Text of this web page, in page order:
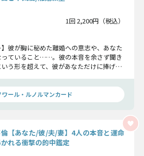
1回 2,200円（税込）
】彼が胸に秘めた離婚への意志や、あなた
っていること……。彼の本音を余さず聞き
う形を超えて、彼があなただけに捧げる
ワール・ルノルマンカード
【あなた/彼/夫/妻】4人の本音と運命
れる衝撃の的中鑑定